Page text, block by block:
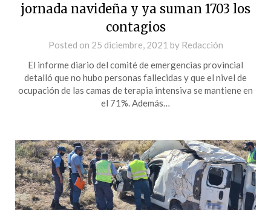
jornada navideña y ya suman 1703 los
contagios
Posted on 25 diciembre, 2021 by Redacción
El informe diario del comité de emergencias provincial
detalló que no hubo personas fallecidas y que el nivel de
ocupación de las camas de terapia intensiva se mantiene en
el 71%. Además…